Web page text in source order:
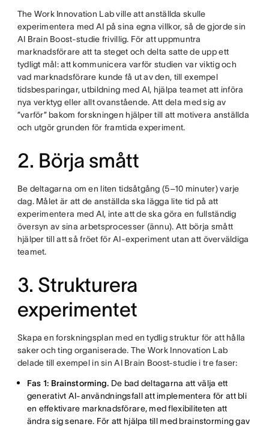
The Work Innovation Lab ville att anställda skulle
experimentera med AI på sina egna villkor, så de gjorde sin
AI Brain Boost-studie frivillig. För att uppmuntra
marknadsförare att ta steget och delta satte de upp ett
tydligt mål: att kommunicera varför studien var viktig och
vad marknadsförare kunde få ut av den, till exempel
tidsbesparingar, utbildning med AI, hjälpa teamet att införa
nya verktyg eller allt ovanstående. Att dela med sig av
”varför” bakom forskningen hjälper till att motivera anställda
och utgör grunden för framtida experiment.
2. Börja smått
Be deltagarna om en liten tidsåtgång (5–10 minuter) varje
dag. Målet är att de anställda ska lägga lite tid på att
experimentera med AI, inte att de ska göra en fullständig
översyn av sina arbetsprocesser (ännu). Att börja smått
hjälper till att så fröet för AI-experiment utan att överväldiga
teamet.
3. Strukturera
experimentet
Skapa en forskningsplan med en tydlig struktur för att hålla
saker och ting organiserade. The Work Innovation Lab
delade till exempel in sin AI Brain Boost-studie i tre faser:
Fas 1: Brainstorming. De bad deltagarna att välja ett
generativt AI-användningsfall att implementera för att bli
en effektivare marknadsförare, med flexibiliteten att
ändra sig senare. För att hjälpa till med brainstorming gav